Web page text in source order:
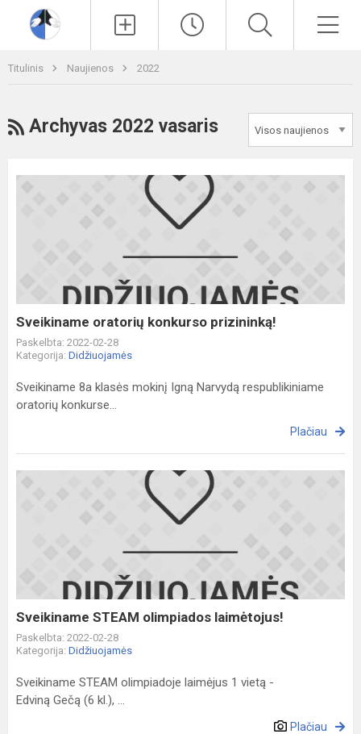
Titulinis Naujienos 2022
RSS
Archyvas 2022 vasaris
Sveikiname
Sveikiname oratorių konkurso prizininką!
Paskelbta: 2022-02-28
Kategorija: Didžiuojamės
Sveikiname 8a klasės mokinį Igną Narvydą respublikiniame
oratorių konkurse...
Plačiau
Sveikiname
Sveikiname STEAM olimpiados laimėtojus!
Paskelbta: 2022-02-28
Kategorija: Didžiuojamės
Sveikiname STEAM olimpiadoje laimėjus 1 vietą -
Edviną Gečą (6 kl.), ...
Plačiau